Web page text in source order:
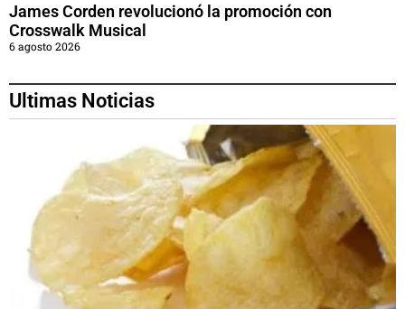
James Corden revolucionó la promoción con
Crosswalk Musical
6 agosto 2026
Ultimas Noticias